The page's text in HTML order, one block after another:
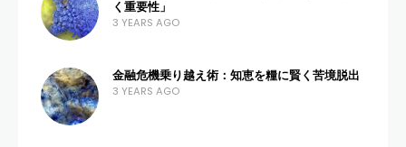
く重要性」
3 YEARS AGO
金融危機乗り越え術：知恵を糧に賢く苦境脱出
3 YEARS AGO